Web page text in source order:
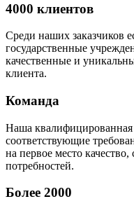
4000 клиентов
Среди наших заказчиков
государственные
качественные и
клиента.
Команда
Наша квалифицированная
соответствующие
на первое место
потребностей.
Более 2000